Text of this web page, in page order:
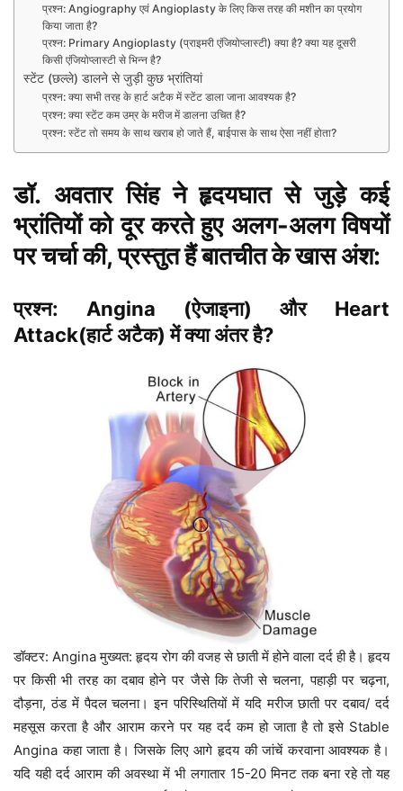
प्रश्न: Angiography एवं Angioplasty के लिए किस तरह की मशीन का प्रयोग
किया जाता है?
प्रश्न: Primary Angioplasty (प्राइमरी एंजियोप्लास्टी) क्या है? क्या यह दूसरी
किसी एंजियोप्लास्टी से भिन्न है?
स्टेंट (छल्ले) डालने से जुड़ी कुछ भ्रांतियां
प्रश्न: क्या सभी तरह के हार्ट अटैक में स्टेंट डाला जाना आवश्यक है?
प्रश्न: क्या स्टेंट कम उम्र के मरीज में डालना उचित है?
प्रश्न: स्टेंट तो समय के साथ खराब हो जाते हैं, बाईपास के साथ ऐसा नहीं होता?
डॉ. अवतार सिंह ने हृदयघात से जुड़े कई
भ्रांतियों को दूर करते हुए अलग-अलग विषयों
पर चर्चा की, प्रस्तुत हैं बातचीत के खास अंश:
प्रश्न: Angina (ऐजाइना) और Heart
Attack(हार्ट अटैक) में क्या अंतर है?
डॉक्टर: Angina मुख्यत: हृदय रोग की वजह से छाती में होने वाला दर्द ही है। हृदय
पर किसी भी तरह का दबाव होने पर जैसे कि तेजी से चलना, पहाड़ी पर चढ़ना,
दौड़ना, ठंड में पैदल चलना। इन परिस्थितियों में यदि मरीज छाती पर दबाव/ दर्द
महसूस करता है और आराम करने पर यह दर्द कम हो जाता है तो इसे Stable
Angina कहा जाता है। जिसके लिए आगे हृदय की जांचें करवाना आवश्यक है।
यदि यही दर्द आराम की अवस्था में भी लगातार 15-20 मिनट तक बना रहे तो यह